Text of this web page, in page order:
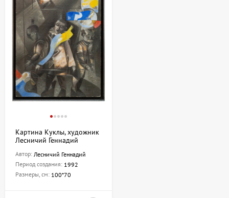
Картина Куклы, художник
Лесничий Геннадий
Автор: Лесничий Геннадий
Период создания: 1992
Размеры, см: 100*70